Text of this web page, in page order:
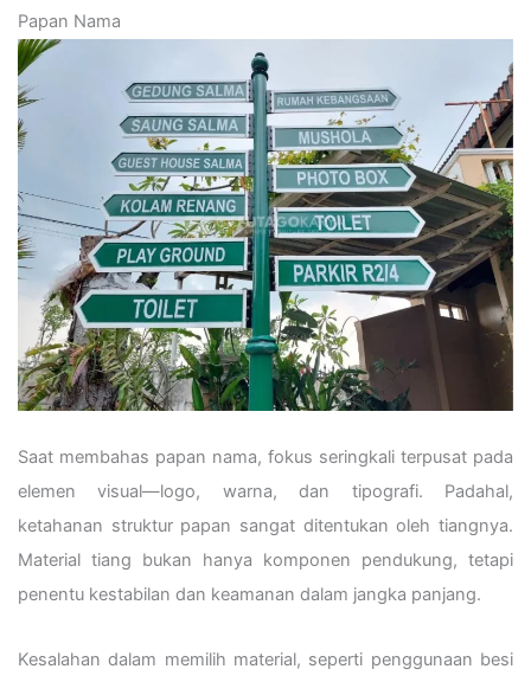
Papan Nama
Saat membahas papan nama, fokus seringkali terpusat pada
elemen visual—logo, warna, dan tipografi. Padahal,
ketahanan struktur papan sangat ditentukan oleh tiangnya.
Material tiang bukan hanya komponen pendukung, tetapi
penentu kestabilan dan keamanan dalam jangka panjang.
Kesalahan dalam memilih material, seperti penggunaan besi